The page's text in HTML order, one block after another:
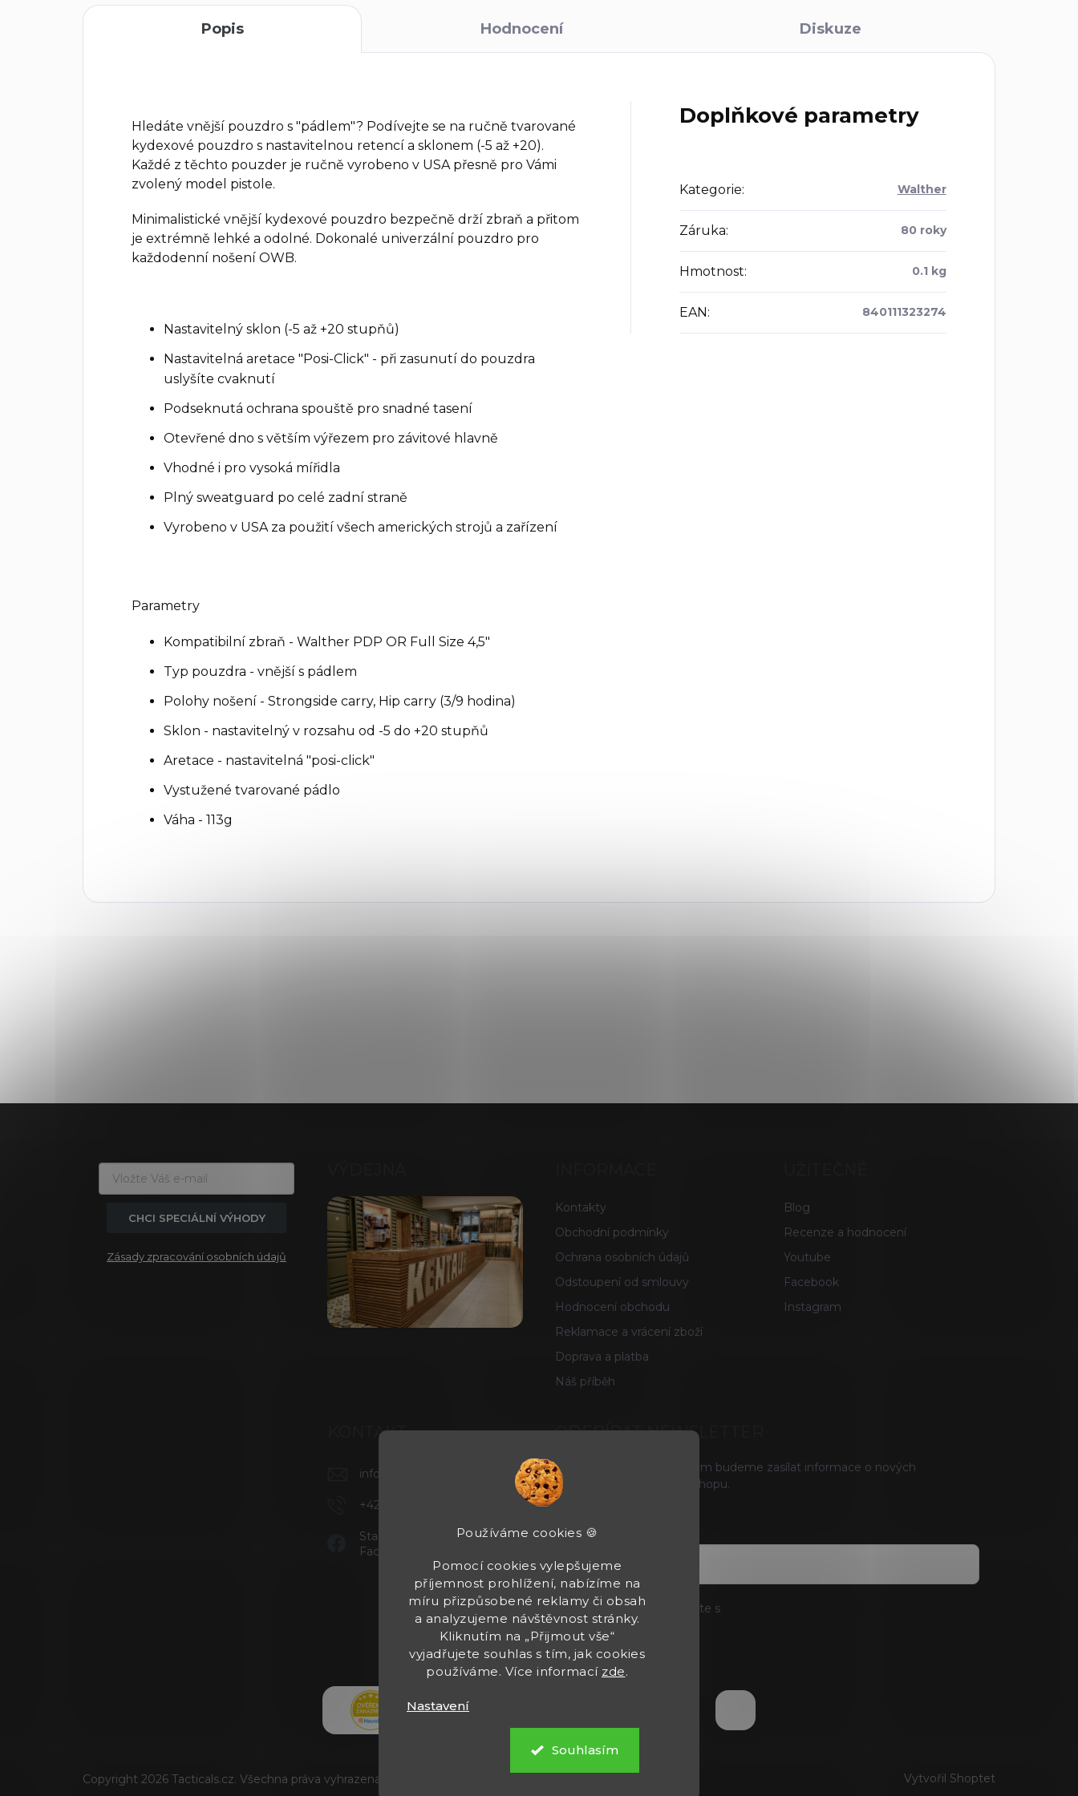
Používáme cookies 🍪
Pomocí cookies vylepšujeme
příjemnost prohlížení, nabízíme na
míru přizpůsobené reklamy či obsah
a analyzujeme návštěvnost stránky.
Kliknutím na „Přijmout vše“
vyjadřujete souhlas s tím, jak cookies
používáme. Více informací zde.
Nastavení
Souhlasím
Popis Hodnocení Diskuze
Hledáte vnější pouzdro s "pádlem"? Podívejte se na ručně tvarované
kydexové pouzdro s nastavitelnou retencí a sklonem (-5 až +20).
Každé z těchto pouzder je ručně vyrobeno v USA přesně pro Vámi
zvolený model pistole.
Minimalistické vnější kydexové pouzdro bezpečně drží zbraň a přitom
je extrémně lehké a odolné. Dokonalé univerzální pouzdro pro
každodenní nošení OWB.
Nastavitelný sklon (-5 až +20 stupňů)
Nastavitelná aretace "Posi-Click" - při zasunutí do pouzdra
uslyšíte cvaknutí
Podseknutá ochrana spouště pro snadné tasení
Otevřené dno s větším výřezem pro závitové hlavně
Vhodné i pro vysoká mířidla
Plný sweatguard po celé zadní straně
Vyrobeno v USA za použití všech amerických strojů a zařízení
Parametry
Kompatibilní zbraň - Walther PDP OR Full Size 4,5"
Typ pouzdra - vnější s pádlem
Polohy nošení - Strongside carry, Hip carry (3/9 hodina)
Sklon - nastavitelný v rozsahu od -5 do +20 stupňů
Aretace - nastavitelná "posi-click"
Vystužené tvarované pádlo
Váha - 113g
Doplňkové parametry
Kategorie: Walther
Záruka: 80 roky
Hmotnost: 0.1 kg
EAN : 840111323274
CHCI SPECIÁLNÍ VÝHODY
Zásady zpracování osobních údajů
Kontakty
Obchodní podmínky
Ochrana osobních údajů
Odstoupení od smlouvy
Hodnocení obchodu
Reklamace a vrácení zboží
Doprava a platba
Náš příběh
Blog
Recenze a hodnocení
Youtube
Facebook
Instagram
KONTAKT
info
+420725729739
Staňte se našimi fanoušky na
Facebooku
ODEBÍRAT NEWSLETTER
Vložte svůj e-mail a my vám budeme zasílat informace o nových
produktech na našem e-shopu.
E-MAIL
Vložením e-mailu souhlasíte s
Přihlásit se
Vytvořil Shoptet
Copyright 2026 Tacticals.cz. Všechna práva vyhrazena.